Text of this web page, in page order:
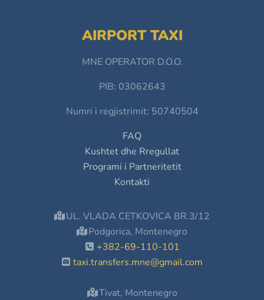
AIRPORT TAXI
MNE OPERATOR D.O.O.
PIB: 03062643
Numri i regjistrimit: 50740504
FAQ
Kushtet dhe Rregullat
Programi i Partneritetit
Kontakti
UL. VLADA CETKOVICA BR.3/12
Podgorica, Montenegro
+382-69-110-101
taxi.transfers.mne@gmail.com
Tivat, Montenegro